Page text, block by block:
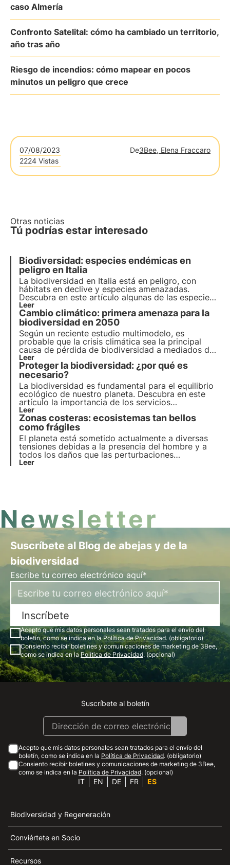
caso Almería
Confronto Satelital: cómo ha cambiado un territorio,
año tras año
Riesgo de incendios: cómo mapear en pocos
minutos un peligro que crece
07/08/2023 De3Bee, Elena Fraccaro
2224 Vistas
Otras noticias
Tú podrías estar interesado
Biodiversidad: especies endémicas en
peligro en Italia
La biodiversidad en Italia está en peligro, con
hábitats en declive y especies amenazadas.
Descubra en este artículo algunas de las especies
endémicas en peligro en Italia y cómo el proyecto
Oasis de Biodiversidad de 3Bee puede contribuir a
la creación del mayor corredor ecológico de
Europa.
Leer
Cambio climático: primera amenaza para la
biodiversidad en 2050
Según un reciente estudio multimodelo, es
probable que la crisis climática sea la principal
causa de pérdida de biodiversidad a mediados del
siglo XXI. Más información sobre las causas de la
pérdida de biodiversidad.
Leer
Proteger la biodiversidad: ¿por qué es
necesario?
La biodiversidad es fundamental para el equilibrio
ecológico de nuestro planeta. Descubra en este
artículo la importancia de los servicios
ecosistémicos que presta, el coste de su pérdida y
las estrategias esenciales para su conservación.
Leer
Zonas costeras: ecosistemas tan bellos
como frágiles
El planeta está sometido actualmente a diversas
tensiones debidas a la presencia del hombre y a
todos los daños que las perturbaciones
antropogénicas vienen causando desde hace
Leer
Newsletter
Suscríbete al Blog de abejas y de la
biodiversidad
Escribe tu correo electrónico aquí*
Inscríbete
Acepto que mis datos personales sean tratados para el envío del
boletín, como se indica en laPolítica de Privacidad. (obligatorio)
Consiento recibir boletines y comunicaciones de marketing de 3Bee,
como se indica en laPolítica de Privacidad. (opcional)
Instagram
Facebook
Linkedin
Youtube
Suscríbete al boletín
Acepto que mis datos personales sean tratados para el envío del
boletín, como se indica en la Política de Privacidad. (obligatorio)
Consiento recibir boletines y comunicaciones de marketing de 3Bee,
como se indica en la Política de Privacidad. (opcional)
IT EN DE FR ES
Biodiversidad y Regeneración
Conviértete en Socio
Recursos